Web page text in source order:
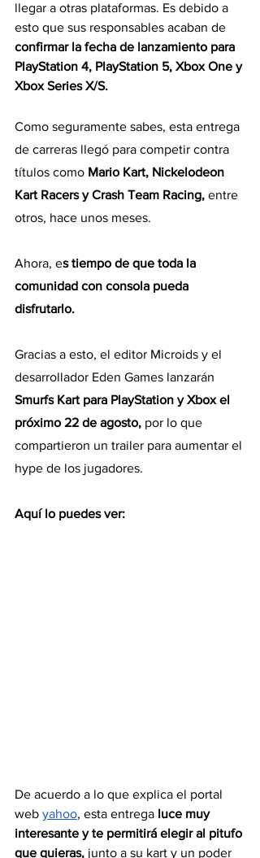
llegar a otras plataformas. Es debido a
esto que sus responsables acaban de
confirmar la fecha de lanzamiento para
PlayStation 4, PlayStation 5, Xbox One y
Xbox Series X/S.
Como seguramente sabes, esta entrega
de carreras llegó para competir contra
títulos como Mario Kart, Nickelodeon
Kart Racers y Crash Team Racing, entre
otros, hace unos meses.
Ahora, es tiempo de que toda la
comunidad con consola pueda
disfrutarlo.
Gracias a esto, el editor Microids y el
desarrollador Eden Games lanzarán
Smurfs Kart para PlayStation y Xbox el
próximo 22 de agosto, por lo que
compartieron un trailer para aumentar el
hype de los jugadores.
Aquí lo puedes ver:
De acuerdo a lo que explica el portal
web yahoo, esta entrega luce muy
interesante y te permitirá elegir al pitufo
que quieras, junto a su kart y un poder